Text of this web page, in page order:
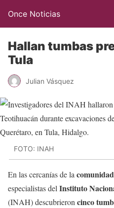
Once Noticias
Hallan tumbas
Tula
Julian Vásquez
FOTO: INAH
En las cercanías de la
especialistas del Instituto
(INAH) descubrieron cinco